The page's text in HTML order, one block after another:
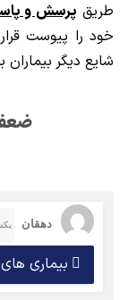
طریق پرسش و
خود را پیوست
شایع دیگر بیماران
ضعف
دهقان یکشنبه ۱۹
بیماری